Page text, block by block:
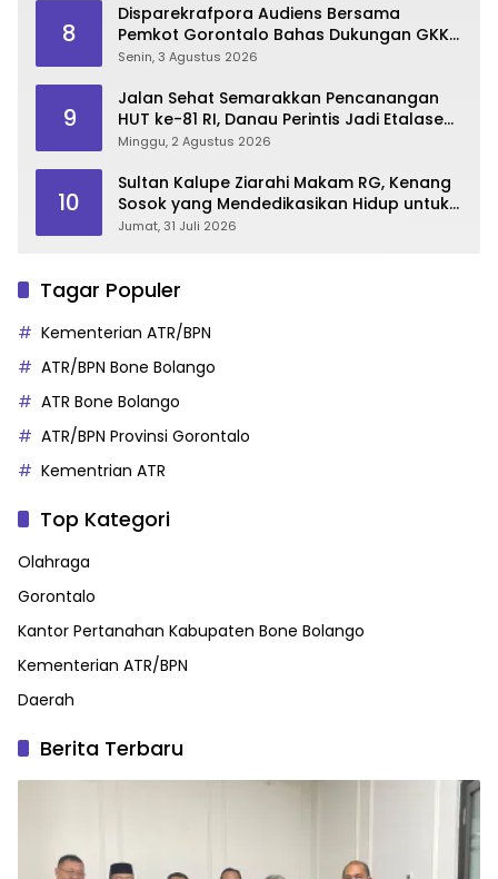
8
Disparekrafpora Audiens Bersama
Pemkot Gorontalo Bahas Dukungan GKK
2026
Senin, 3 Agustus 2026
9
Jalan Sehat Semarakkan Pencanangan
HUT ke-81 RI, Danau Perintis Jadi Etalase
Wisata Gorontalo
Minggu, 2 Agustus 2026
10
Sultan Kalupe Ziarahi Makam RG, Kenang
Sosok yang Mendedikasikan Hidup untuk
Gorontalo
Jumat, 31 Juli 2026
Tagar Populer
Kementerian ATR/BPN
ATR/BPN Bone Bolango
ATR Bone Bolango
ATR/BPN Provinsi Gorontalo
Kementrian ATR
Top Kategori
Olahraga
Gorontalo
Kantor Pertanahan Kabupaten Bone Bolango
Kementerian ATR/BPN
Daerah
Berita Terbaru